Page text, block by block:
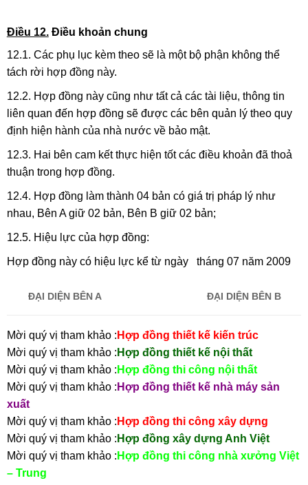
Điều 12.Điều khoản chung
12.1. Các phụ lục kèm theo sẽ là một bộ phận không thể
tách rời hợp đồng này.
12.2. Hợp đồng này cũng như tất cả các tài liệu, thông tin
liên quan đến hợp đồng sẽ được các bên quản lý theo quy
định hiện hành của nhà nước về bảo mật.
12.3. Hai bên cam kết thực hiện tốt các điều khoản đã thoả
thuận trong hợp đồng.
12.4. Hợp đồng làm thành 04 bản có giá trị pháp lý như
nhau, Bên A giữ 02 bản, Bên B giữ 02 bản;
12.5. Hiệu lực của hợp đồng:
Hợp đồng này có hiệu lực kể từ ngày tháng 07 năm 2009
ĐẠI DIỆN BÊN A ĐẠI DIỆN BÊN B
Mời quý vị tham khảo : Hợp đồng thiết kế kiến trúc
Mời quý vị tham khảo : Hợp đồng thiết kế nội thất
Mời quý vị tham khảo : Hợp đồng thi công nội thất
Mời quý vị tham khảo : Hợp đồng thiết kế nhà máy sản
xuất
Mời quý vị tham khảo : Hợp đồng thi công xây dựng
Mời quý vị tham khảo : Hợp đồng xây dựng Anh Việt
Mời quý vị tham khảo : Hợp đồng thi công nhà xưởng Việt
– Trung